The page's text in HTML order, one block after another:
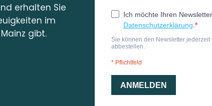
erhalten Sie
im
gibt.